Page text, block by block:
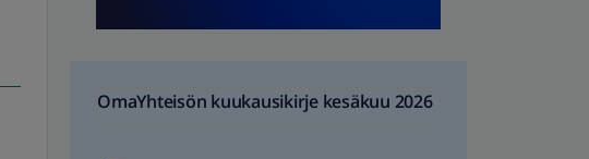
OmaYhteisön kuukausikirje kesäkuu 2026